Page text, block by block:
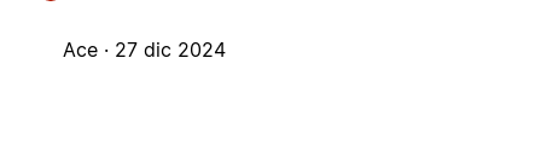
Ace · 27 dic 2024